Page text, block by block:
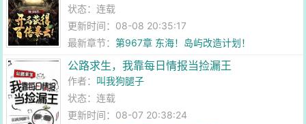
状态：连载
更新时间：08-08 20:35:17
最新章节：第967章 东海！岛屿改造计划！
公路求生，我靠每日情报当捡漏王
作者： 叫我狗腿子
状态：连载
更新时间：08-07 20:38:24